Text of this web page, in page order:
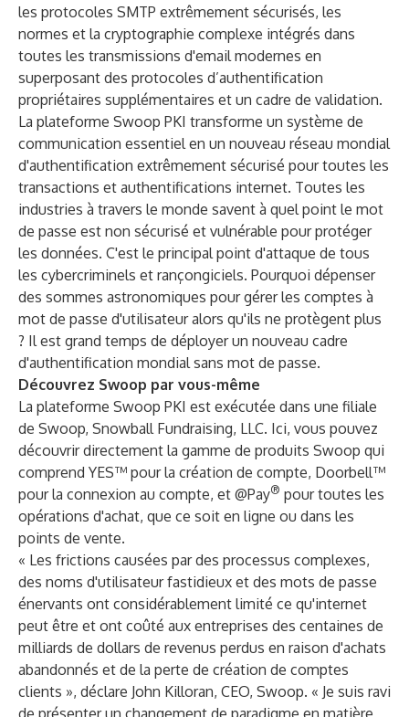
les protocoles SMTP extrêmement sécurisés, les
normes et la cryptographie complexe intégrés dans
toutes les transmissions d'email modernes en
superposant des protocoles d’authentification
propriétaires supplémentaires et un cadre de validation.
La plateforme Swoop PKI transforme un système de
communication essentiel en un nouveau réseau mondial
d'authentification extrêmement sécurisé pour toutes les
transactions et authentifications internet. Toutes les
industries à travers le monde savent à quel point le mot
de passe est non sécurisé et vulnérable pour protéger
les données. C'est le principal point d'attaque de tous
les cybercriminels et rançongiciels. Pourquoi dépenser
des sommes astronomiques pour gérer les comptes à
mot de passe d'utilisateur alors qu'ils ne protègent plus
? Il est grand temps de déployer un nouveau cadre
d'authentification mondial sans mot de passe.
Découvrez Swoop par vous-même
La plateforme Swoop PKI est exécutée dans une filiale
de Swoop, Snowball Fundraising, LLC. Ici, vous pouvez
découvrir directement la gamme de produits Swoop qui
comprend YES™ pour la création de compte, Doorbell™
pour la connexion au compte, et @Pay® pour toutes les
opérations d'achat, que ce soit en ligne ou dans les
points de vente.
« Les frictions causées par des processus complexes,
des noms d'utilisateur fastidieux et des mots de passe
énervants ont considérablement limité ce qu'internet
peut être et ont coûté aux entreprises des centaines de
milliards de dollars de revenus perdus en raison d'achats
abandonnés et de la perte de création de comptes
clients », déclare John Killoran, CEO, Swoop. « Je suis ravi
de présenter un changement de paradigme en matière